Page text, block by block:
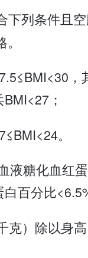
下列条件且
，
；
。
液糖化血红
百分比
克）除以身